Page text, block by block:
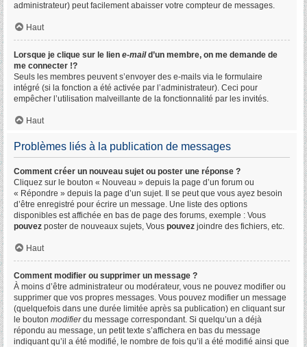
administrateur) peut facilement abaisser votre compteur de messages.
Haut
Lorsque je clique sur le lien e-maild’un membre, on me demande de
me connecter !?
Seuls les membres peuvent s’envoyer des e-mails via le formulaire
intégré (si la fonction a été activée par l’administrateur). Ceci pour
empêcher l’utilisation malveillante de la fonctionnalité par les invités.
Haut
Problèmes liés à la publication de messages
Comment créer un nouveau sujet ou poster une réponse ?
Cliquez sur le bouton « Nouveau » depuis la page d’un forum ou
« Répondre » depuis la page d’un sujet. Il se peut que vous ayez besoin
d’être enregistré pour écrire un message. Une liste des options
disponibles est affichée en bas de page des forums, exemple : Vous
pouvez poster de nouveaux sujets, Vous pouvez joindre des fichiers, etc.
Haut
Comment modifier ou supprimer un message ?
À moins d’être administrateur ou modérateur, vous ne pouvez modifier ou
supprimer que vos propres messages. Vous pouvez modifier un message
(quelquefois dans une durée limitée après sa publication) en cliquant sur
le bouton modifierdu message correspondant. Si quelqu’un a déjà
répondu au message, un petit texte s’affichera en bas du message
indiquant qu’il a été modifié, le nombre de fois qu’il a été modifié ainsi que